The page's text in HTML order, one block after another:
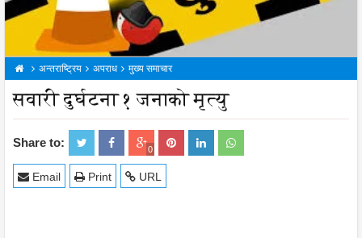
अन्तराष्ट्रिय अपराध मुख्य समाचार
सवारी दुर्घटना १ जनाको मृत्यु
Share to: 0
URL
Print
Email